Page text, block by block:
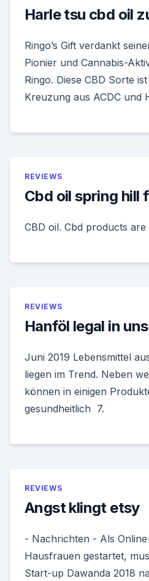
Harle tsu cbd oil
Ringo’s Gift verdankt
Pionier und Cannabis-
Ringo. Diese CBD Sorte
Kreuzung aus ACDC und
REVIEWS
Cbd oil spring hill
CBD oil. Cbd products
REVIEWS
Hanföl legal in uns
Juni 2019 Lebensmittel
liegen im Trend. Neben
können in einigen
gesundheitlich 7.
REVIEWS
Angst klingt etsy
- Nachrichten - Als
Hausfrauen gestartet,
Start-up Dawanda 2018